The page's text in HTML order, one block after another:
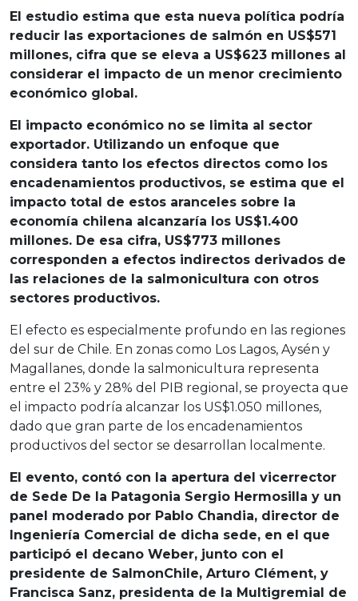
El estudio estima que esta nueva política podría
reducir las exportaciones de salmón en US$571
millones, cifra que se eleva a US$623 millones al
considerar el impacto de un menor crecimiento
económico global.
El impacto económico no se limita al sector
exportador. Utilizando un enfoque que
considera tanto los efectos directos como los
encadenamientos productivos, se estima que el
impacto total de estos aranceles sobre la
economía chilena alcanzaría los US$1.400
millones. De esa cifra, US$773 millones
corresponden a efectos indirectos derivados de
las relaciones de la salmonicultura con otros
sectores productivos.
El efecto es especialmente profundo en las regiones
del sur de Chile. En zonas como Los Lagos, Aysén y
Magallanes, donde la salmonicultura representa
entre el 23% y 28% del PIB regional, se proyecta que
el impacto podría alcanzar los US$1.050 millones,
dado que gran parte de los encadenamientos
productivos del sector se desarrollan localmente.
El evento, contó con la apertura del vicerrector
de Sede De la Patagonia Sergio Hermosilla y un
panel moderado por Pablo Chandia, director de
Ingeniería Comercial de dicha sede, en el que
participó el decano Weber, junto con el
presidente de SalmonChile, Arturo Clément, y
Francisca Sanz, presidenta de la Multigremial de